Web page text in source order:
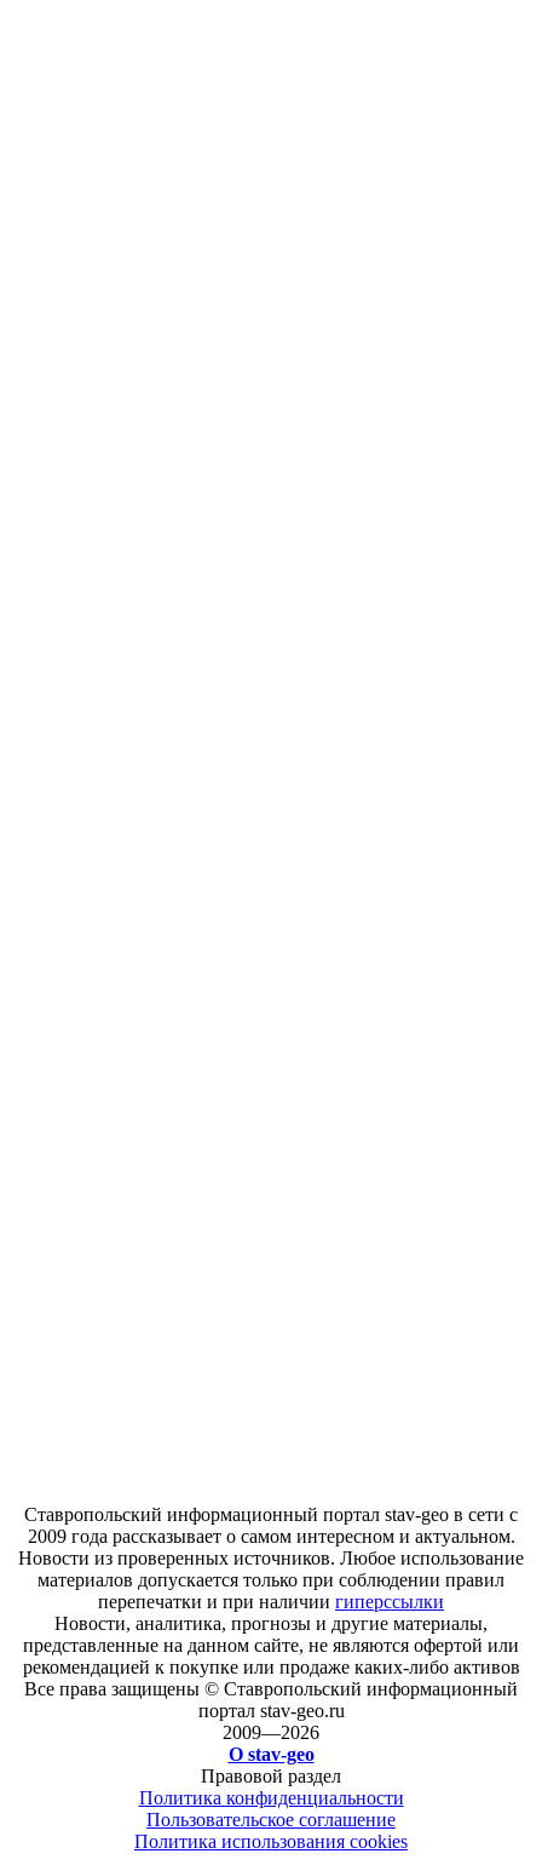
Ставропольский информационный портал stav-geo в сети с
2009 года рассказывает о самом интересном и актуальном.
Новости из проверенных источников. Любое использование
материалов допускается только при соблюдении правил
перепечатки и при наличии гиперссылки
Новости, аналитика, прогнозы и другие материалы,
представленные на данном сайте, не являются офертой или
рекомендацией к покупке или продаже каких-либо активов
Все права защищены © Ставропольский информационный
портал stav-geo.ru
2009—2026
О stav-geo
Правовой раздел
Политика конфиденциальности
Пользовательское соглашение
Политика использования cookies